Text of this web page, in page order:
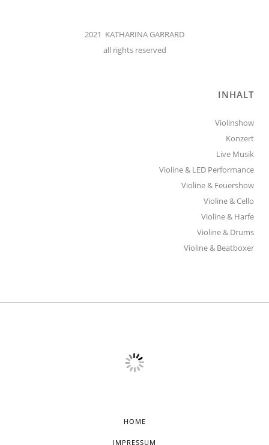
2021 KATHARINA GARRARD
all rights reserved
INHALT
Violinshow
Konzert
Live Musik
Violine & LED Performance
Violine & Feuershow
Violine & Cello
Violine & Harfe
Violine & Drums
Violine & Beatboxer
HOME
IMPRESSUM